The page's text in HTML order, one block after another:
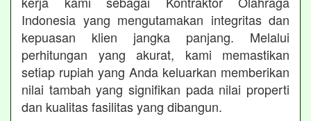
Indonesia yang mengutamakan integritas dan
kepuasan klien jangka panjang. Melalui
perhitungan yang akurat, kami memastikan
setiap rupiah yang Anda keluarkan memberikan
nilai tambah yang signifikan pada nilai properti
dan kualitas fasilitas yang dibangun.